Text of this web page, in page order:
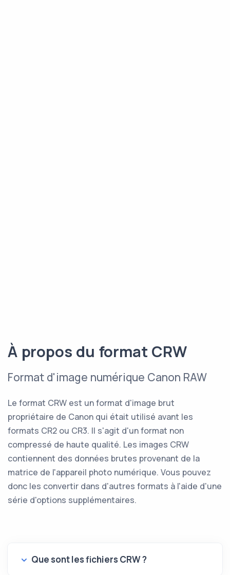
À propos du format CRW
Format d'image numérique Canon RAW
Le format CRW est un format d'image brut
propriétaire de Canon qui était utilisé avant les
formats CR2 ou CR3. Il s'agit d'un format non
compressé de haute qualité. Les images CRW
contiennent des données brutes provenant de la
matrice de l'appareil photo numérique. Vous pouvez
donc les convertir dans d'autres formats à l'aide d'une
série d'options supplémentaires.
Que sont les fichiers CRW ?